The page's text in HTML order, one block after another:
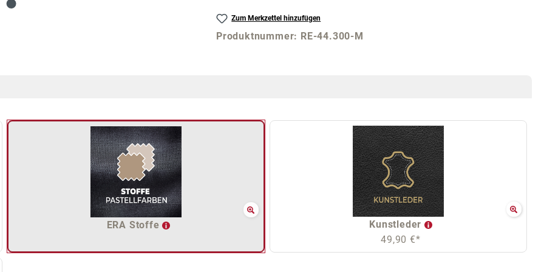
Zum Merkzettel hinzufügen
Produktnummer: RE-44.300-M
ERA Stoffe
Kunstleder
49,90 €*